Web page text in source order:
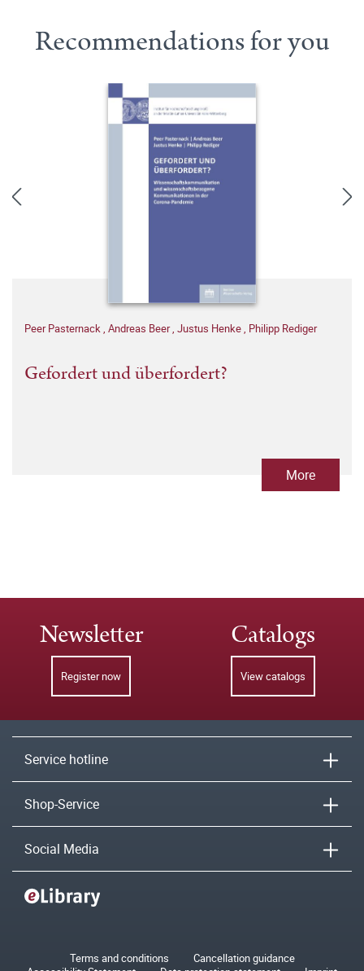
Recommendations for you
Peer Pasternack, Andreas Beer, Justus Henke, Philipp Rediger
Gefordert und überfordert?
More
Newsletter
Register now
Catalogs
View catalogs
Service hotline
Shop-Service
Social Media
Terms and conditions
Cancellation guidance